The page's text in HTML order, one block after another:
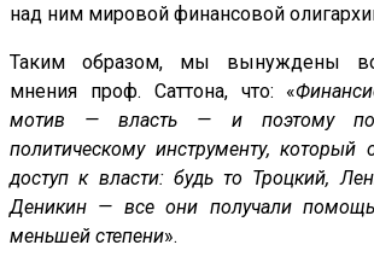
над ним мировой финансовой
Таким образом, мы вынуждены
мнения проф. Саттона, что: «
мотив — власть — и поэтому
политическому инструменту,
доступ к власти: будь то Троцкий,
Деникин — все они получали
меньшей степени».